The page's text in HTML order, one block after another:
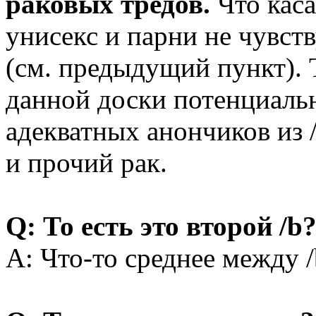
унисекс и парни не
(см. предыдущий пункт).
данной доски
адекватных анончиков
и прочий рак.
Q: То есть это второй /b?
A: Что-то среднее